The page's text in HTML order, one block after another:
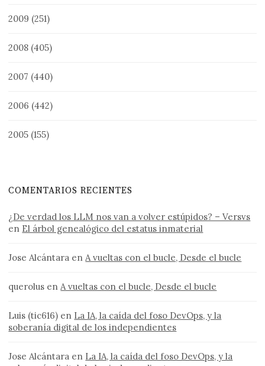
2009 (251)
2008 (405)
2007 (440)
2006 (442)
2005 (155)
COMENTARIOS RECIENTES
¿De verdad los LLM nos van a volver estúpidos? – Versvs
en El árbol genealógico del estatus inmaterial
Jose Alcántara enA vueltas con el bucle, Desde el bucle
querolus enA vueltas con el bucle, Desde el bucle
Luis (tic616) en La IA, la caída del foso DevOps, y la
soberanía digital de los independientes
Jose Alcántara en La IA, la caída del foso DevOps, y la